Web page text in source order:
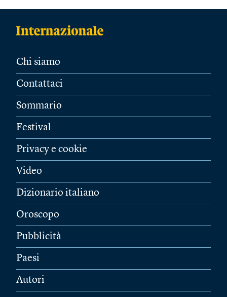
Chi siamo
Contattaci
Sommario
Festival
Privacy e cookie
Video
Dizionario italiano
Oroscopo
Pubblicità
Paesi
Autori